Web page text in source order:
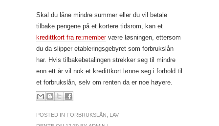
Skal du låne mindre summer eller du vil betale
tilbake pengene på et kortere tidsrom, kan et
kredittkort fra re:membervære løsningen, ettersom
du da slipper etableringsgebyret som forbrukslån
har. Hvis tilbakebetalingen strekker seg til mindre
enn ett år vil nok et kredittkort lønne seg i forhold til
et forbrukslån, selv om renten da er noe høyere.
POSTED IN FORBRUKSLÅN
LAV